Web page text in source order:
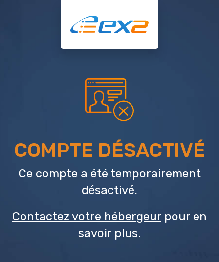
COMPTE DÉSACTIVÉ
Ce compte a été temporairement
désactivé.
Contactez votre hébergeur pour en
savoir plus.